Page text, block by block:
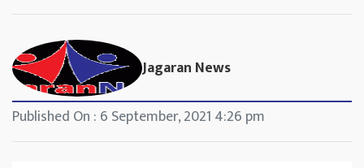
Jagaran News
Published On : 6 September, 2021 4:26 pm